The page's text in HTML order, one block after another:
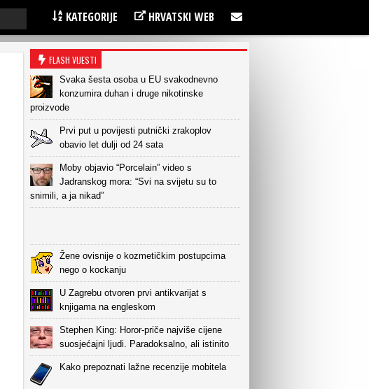
KATEGORIJE HRVATSKI WEB
FLASH VIJESTI
Svaka šesta osoba u EU svakodnevno
konzumira duhan i druge nikotinske
proizvode
Prvi put u povijesti putnički zrakoplov
obavio let dulji od 24 sata
Moby objavio “Porcelain” video s
Jadranskog mora: “Svi na svijetu su to
snimili, a ja nikad”
Žene ovisnije o kozmetičkim postupcima
nego o kockanju
U Zagrebu otvoren prvi antikvarijat s
knjigama na engleskom
Stephen King: Horor-priče najviše cijene
suosjećajni ljudi. Paradoksalno, ali istinito
Kako prepoznati lažne recenzije mobitela